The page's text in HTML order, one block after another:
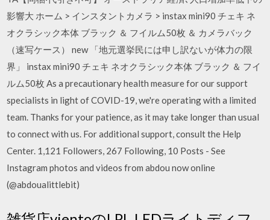
影響大 ホーム > インスタントカメラ > instax mini90 チェキ ネ
オクラシック本体 ブラック ＆ フイルム50枚 ＆ カメラバック
（速写ケース） new 「地元選挙民には申し訳ないが体力の限
界」 instax mini90 チェキ ネオクラシック本体 ブラック ＆ フイ
ルム50枚 As a precautionary health measure for our support
specialists in light of COVID-19, we're operating with a limited
team. Thanks for your patience, as it may take longer than usual
to connect with us. For additional support, consult the Help
Center. 1,121 Followers, 267 Following, 10 Posts - See
Instagram photos and videos from abdou now online
(@abdoualittlebit)